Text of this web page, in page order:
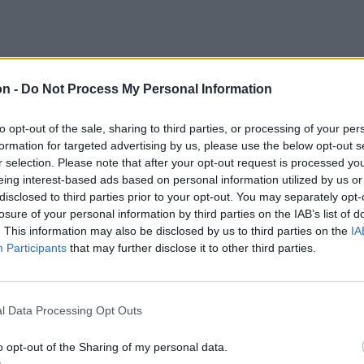
- Do Not Process My Personal Information
opt-out of the sale, sharing to third parties, or processing of your
for targeted advertising by us, please use the below opt-out
selection. Please note that after your opt-out request is processed
interest-based ads based on personal information utilized by us
to third parties prior to your opt-out. You may separately
of your personal information by third parties on the IAB’s list of
This information may also be disclosed by us to third parties on the
Participants that may further disclose it to other third parties.
Data Processing Opt Outs
opt-out of the Sharing of my personal data.
mindenki büszke
leghidegebb helye.
hogy már megint itt van a legalacsonyabb
Ha véletlenül Csíkszeredában van aznap
azzal, hogy jó, jó, de itt többször
Tatár Attila, a zenekar gitárosa.
– mondja határozottan